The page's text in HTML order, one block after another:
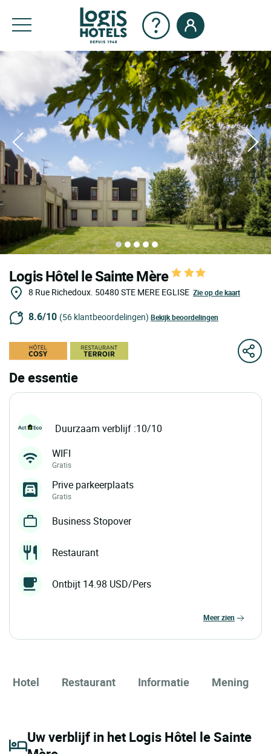
Logis Hôtel le Sainte Mère
8 Rue Richedoux. 50480 STE MERE EGLISE Zie op de kaart
8.6/10 (56 klantbeoordelingen) Bekijk beoordelingen
De essentie
Duurzaam verblijf :10/10
WIFI
Gratis
Prive parkeerplaats
Gratis
Business Stopover
Restaurant
Ontbijt 14.98 USD/Pers
meer zien
Hotel Restaurant Informatie Mening
Uw verblijf in het Logis Hôtel le Sainte